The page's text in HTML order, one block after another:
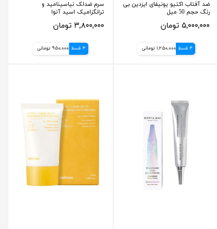
ضد آفتاب اکتیو یونیفای ایزدین بی
رنگ حجم 50 میل
۵,۰۰۰,۰۰۰ تومان
4 قسط 1,250,000 تومانی
سرم ضدلک نیاسینامید و
ترانگزامیک اسید آنوا
۳,۸۰۰,۰۰۰ تومان
4 قسط 950,000 تومانی